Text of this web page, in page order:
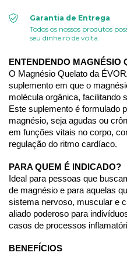
Garantia de Entrega
Todos os nossos produtos
seu dinheiro de volta.
ENTENDENDO MAGNÉSIO
O Magnésio Quelato da
suplemento em que o
molécula orgânica, facilitando
Este suplemento é formulado
magnésio, seja agudas ou
em funções vitais no corpo,
regulação do ritmo cardíaco.
PARA QUEM É INDICADO?
Ideal para pessoas que
de magnésio e para aquelas
sistema nervoso, muscular e
aliado poderoso para
casos de processos
BENEFÍCIOS